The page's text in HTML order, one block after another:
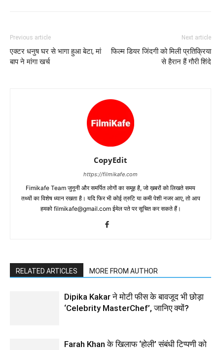
Previous article
एक्‍टर धनुष घर से भागा हुआ बेटा, मां
बाप ने मांगा खर्च
Next article
फिल्‍म डियर जिंदगी को मिली प्रतिक्रिया
से हैरान हैं गौरी शिंदे
CopyEdit
https://filmikafe.com
Fimikafe Team जुनूनी और समर्पित लोगों का समूह है, जो ख़बरों को लिखते समय
तथ्‍यों का विशेष ध्‍यान रखता है। यदि फिर भी कोई त्रुटि या कमी पेशी नजर आए, तो आप
हमको filmikafe@gmail.com ईमेल पते पर सूचित कर सकते हैं।
RELATED ARTICLES MORE FROM AUTHOR
Dipika Kakar ने मोटी फीस के बावजूद भी छोड़ा
‘Celebrity MasterChef’, जानिए क्यों?
Farah Khan के खिलाफ ‘होली’ संबंधी टिप्पणी को